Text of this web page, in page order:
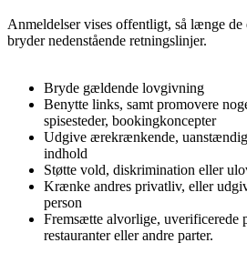
Anmeldelser vises offentligt, så længe
bryder nedenstående retningslinjer.
Bryde gældende lovgivning
Benytte links, samt promovere
spisesteder, bookingkoncepter
Udgive ærekrænkende,
indhold
Støtte vold, diskrimination eller
Krænke andres privatliv, eller
person
Fremsætte alvorlige, uverificerede
restauranter eller andre parter.